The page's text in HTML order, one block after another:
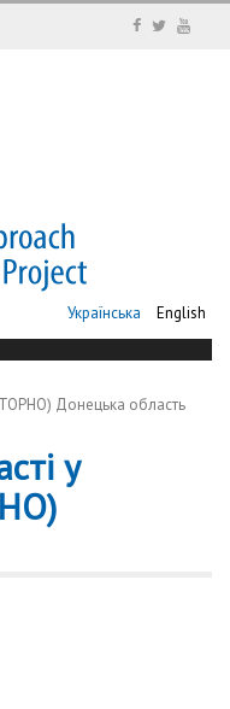
Українська English
Донецька область
у